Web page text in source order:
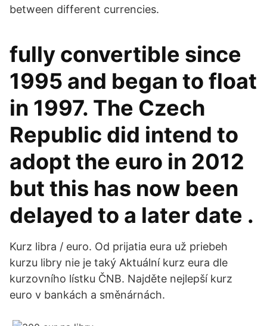
between different currencies.
fully convertible since
1995 and began to float
in 1997. The Czech
Republic did intend to
adopt the euro in 2012
but this has now been
delayed to a later date .
Kurz libra / euro. Od prijatia eura už priebeh
kurzu libry nie je taký Aktuální kurz eura dle
kurzovního lístku ČNB. Najděte nejlepší kurz
euro v bankách a směnárnách.